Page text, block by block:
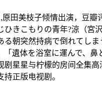
田美枝子倾情出演，豆瓣
きこもりの青年?涼（
る朝突然持病で倒れてし
遺体を浴室に運んで、
星星与柠檬的房间全集
正版电视剧。